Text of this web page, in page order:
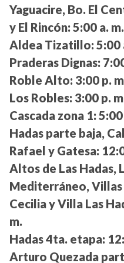
Yaguacire, Bo. El
y El Rincón: 5:00 a.
Aldea Tizatillo: 5:00
Praderas Dignas:
Roble Alto: 3:00 p.
Los Robles: 3:00 p.
Cascada zona 1: 5:00
Hadas parte baja,
Rafael y Gatesa:
Altos de Las Hadas,
Mediterráneo, Villas
Cecilia y Villa Las
m.
Hadas 4ta. etapa:
Arturo Quezada